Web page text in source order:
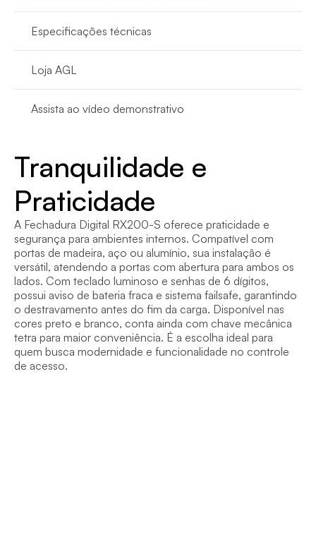
Especificações técnicas
Loja AGL
Assista ao vídeo demonstrativo
Tranquilidade e
Praticidade
A Fechadura Digital RX200-S oferece praticidade e
segurança para ambientes internos. Compatível com
portas de madeira, aço ou alumínio, sua instalação é
versátil, atendendo a portas com abertura para ambos os
lados. Com teclado luminoso e senhas de 6 dígitos,
possui aviso de bateria fraca e sistema failsafe, garantindo
o destravamento antes do fim da carga. Disponível nas
cores preto e branco, conta ainda com chave mecânica
tetra para maior conveniência. É a escolha ideal para
quem busca modernidade e funcionalidade no controle
de acesso.